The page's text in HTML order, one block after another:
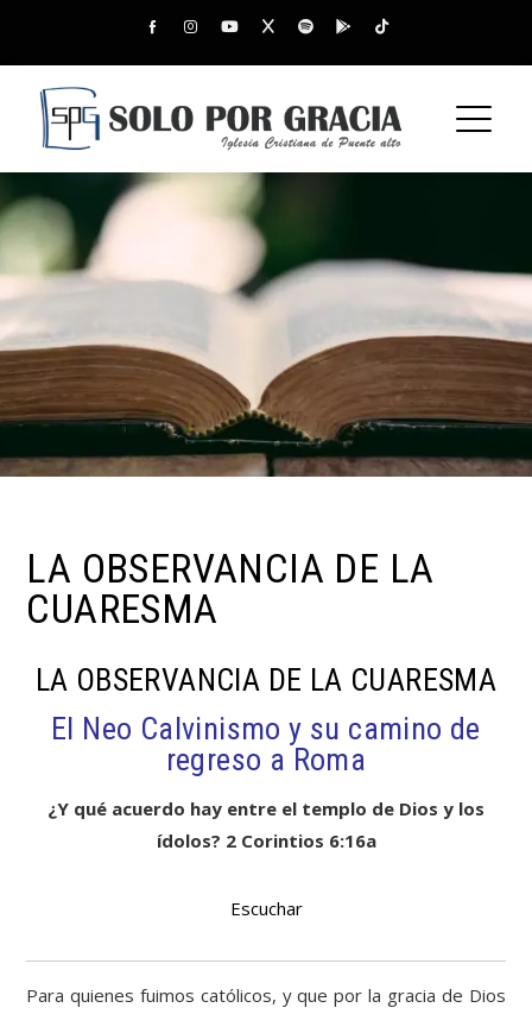
LA OBSERVANCIA DE LA
CUARESMA
LA OBSERVANCIA DE LA CUARESMA
El Neo Calvinismo y su camino de
regreso a Roma
¿Y qué acuerdo hay entre el templo de Dios y los
ídolos? 2 Corintios 6:16a
Escuchar
Para quienes fuimos católicos, y que por la gracia de Dios